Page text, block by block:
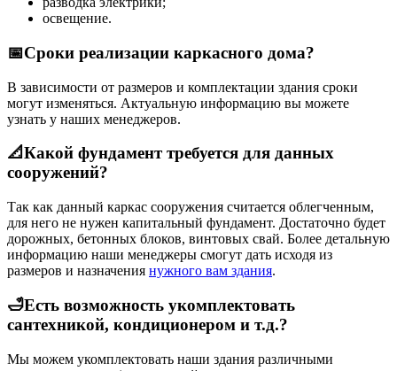
освещение.
📅Сроки реализации каркасного дома?
В зависимости от размеров и комплектации здания сроки
могут изменяться. Актуальную информацию вы можете
узнать у наших менеджеров.
📐Какой фундамент требуется для данных
сооружений?
Так как данный каркас сооружения считается облегченным,
для него не нужен капитальный фундамент. Достаточно будет
дорожных, бетонных блоков, винтовых свай. Более детальную
информацию наши менеджеры смогут дать исходя из
размеров и назначения нужного вам здания.
🛁Есть возможность укомплектовать
сантехникой, кондиционером и т.д.?
Мы можем укомплектовать наши здания различными